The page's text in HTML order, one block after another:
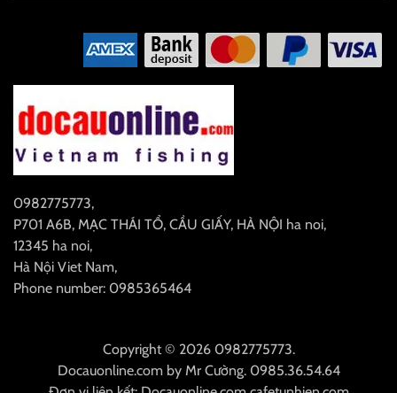
0982775773,
P701 A6B, MẠC THÁI TỔ, CẦU GIẤY, HÀ NỘI ha noi,
12345 ha noi,
Hà Nội Viet Nam,
Phone number: 0985365464
Copyright © 2026 0982775773.
Docauonline.comby Mr Cường. 0985.36.54.64